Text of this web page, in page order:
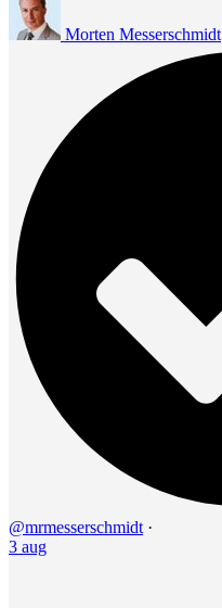
Morten Messerschmidt
@mrmesserschmidt ·
3 aug